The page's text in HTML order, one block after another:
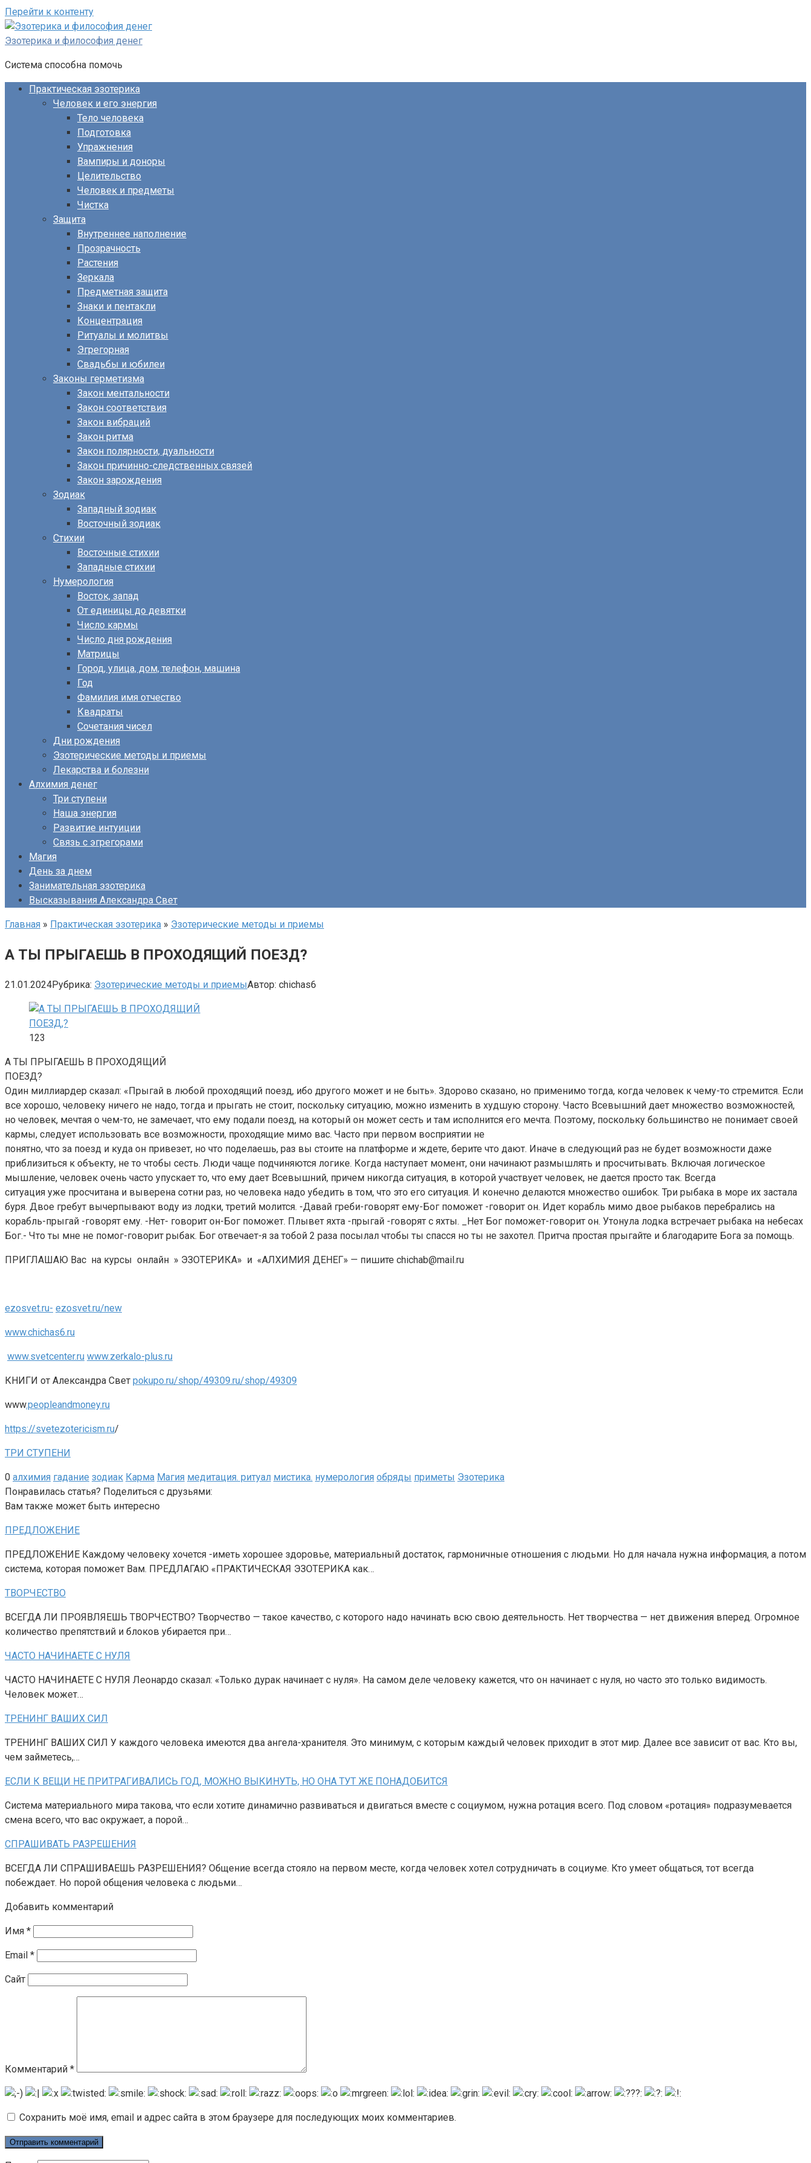
Перейти к контенту
Эзотерика и философия денег
Система способна помочь
Практическая эзотерика
Человек и его энергия
Тело человека
Подготовка
Упражнения
Вампиры и доноры
Целительство
Человек и предметы
Чистка
Защита
Внутреннее наполнение
Прозрачность
Растения
Зеркала
Предметная защита
Знаки и пентакли
Концентрация
Ритуалы и молитвы
Эгрегорная
Свадьбы и юбилеи
Законы герметизма
Закон ментальности
Закон соответствия
Закон вибраций
Закон ритма
Закон полярности, дуальности
Закон причинно-следственных связей
Закон зарождения
Зодиак
Западный зодиак
Восточный зодиак
Стихии
Восточные стихии
Западные стихии
Нумерология
Восток, запад
От единицы до девятки
Число кармы
Число дня рождения
Матрицы
Город, улица, дом, телефон, машина
Год
Фамилия имя отчество
Квадраты
Сочетания чисел
Дни рождения
Эзотерические методы и приемы
Лекарства и болезни
Алхимия денег
Три ступени
Наша энергия
Развитие интуиции
Связь с эгрегорами
Магия
День за днем
Занимательная эзотерика
Высказывания Александра Свет
Главная » Практическая эзотерика » Эзотерические методы и приемы
А ТЫ ПРЫГАЕШЬ В ПРОХОДЯЩИЙ ПОЕЗД?
21.01.2024Рубрика: Эзотерические методы и приемыАвтор: chichas6
123
А ТЫ ПРЫГАЕШЬ В ПРОХОДЯЩИЙ
ПОЕЗД?
Один миллиардер сказал: «Прыгай в любой проходящий поезд, ибо другого может и не быть». Здорово сказано, но применимо тогда, когда человек к чему-то стремится. Если
все хорошо, человеку ничего не надо, тогда и прыгать не стоит, поскольку ситуацию, можно изменить в худшую сторону. Часто Всевышний дает множество возможностей,
но человек, мечтая о чем-то, не замечает, что ему подали поезд, на который он может сесть и там исполнится его мечта. Поэтому, поскольку большинство не понимает своей
кармы, следует использовать все возможности, проходящие мимо вас. Часто при первом восприятии не
понятно, что за поезд и куда он привезет, но что поделаешь, раз вы стоите на платформе и ждете, берите что дают. Иначе в следующий раз не будет возможности даже
приблизиться к объекту, не то чтобы сесть. Люди чаще подчиняются логике. Когда наступает момент, они начинают размышлять и просчитывать. Включая логическое
мышление, человек очень часто упускает то, что ему дает Всевышний, причем никогда ситуация, в которой участвует человек, не дается просто так. Всегда
ситуация уже просчитана и выверена сотни раз, но человека надо убедить в том, что это его ситуация. И конечно делаются множество ошибок. Три рыбака в море их застала
буря. Двое гребут вычерпывают воду из лодки, третий молится. -Давай греби-говорят ему-Бог поможет -говорит он. Идет корабль мимо двое рыбаков перебрались на
корабль-прыгай -говорят ему. -Нет- говорит он-Бог поможет. Плывет яхта -прыгай -говорят с яхты. _Нет Бог поможет-говорит он. Утонула лодка встречает рыбака на небесах
Бог.- Что ты мне не помог-говорит рыбак. Бог отвечает-я за тобой 2 раза посылал чтобы ты спасся но ты не захотел. Притча простая прыгайте и благодарите Бога за помощь.
ПРИГЛАШАЮ Вас на курсы онлайн » ЭЗОТЕРИКА» и «АЛХИМИЯ ДЕНЕГ» — пишите chichab@mail.ru
ezosvet.ru- ezosvet.ru/new
www.chichas6.ru
www.svetcenter.ru www.zerkalo-plus.ru
КНИГИ от Александра Свет pokupo.ru/shop/49309.ru/shop/49309
www.peopleandmoney.ru
https://svetezotericism.ru/
ТРИ СТУПЕНИ
0 алхимия гадание зодиак Карма Магия медитация. ритуал мистика. нумерология обряды приметы Эзотерика
Понравилась статья? Поделиться с друзьями:
Вам также может быть интересно
ПРЕДЛОЖЕНИЕ
ПРЕДЛОЖЕНИЕ Каждому человеку хочется -иметь хорошее здоровье, материальный достаток, гармоничные отношения с людьми. Но для начала нужна информация, а потом
система, которая поможет Вам. ПРЕДЛАГАЮ «ПРАКТИЧЕСКАЯ ЭЗОТЕРИКА как…
ТВОРЧЕСТВО
ВСЕГДА ЛИ ПРОЯВЛЯЕШЬ ТВОРЧЕСТВО? Творчество — такое качество, с которого надо начинать всю свою деятельность. Нет творчества — нет движения вперед. Огромное
количество препятствий и блоков убирается при…
ЧАСТО НАЧИНАЕТЕ С НУЛЯ
ЧАСТО НАЧИНАЕТЕ С НУЛЯ Леонардо сказал: «Только дурак начинает с нуля». На самом деле человеку кажется, что он начинает с нуля, но часто это только видимость.
Человек может…
ТРЕНИНГ ВАШИХ СИЛ
ТРЕНИНГ ВАШИХ СИЛ У каждого человека имеются два ангела-хранителя. Это минимум, с которым каждый человек приходит в этот мир. Далее все зависит от вас. Кто вы,
чем займетесь,…
ЕСЛИ К ВЕЩИ НЕ ПРИТРАГИВАЛИСЬ ГОД, МОЖНО ВЫКИНУТЬ, НО ОНА ТУТ ЖЕ ПОНАДОБИТСЯ
Система материального мира такова, что если хотите динамично развиваться и двигаться вместе с социумом, нужна ротация всего. Под словом «ротация» подразумевается
смена всего, что вас окружает, а порой…
СПРАШИВАТЬ РАЗРЕШЕНИЯ
ВСЕГДА ЛИ СПРАШИВАЕШЬ РАЗРЕШЕНИЯ? Общение всегда стояло на первом месте, когда человек хотел сотрудничать в социуме. Кто умеет общаться, тот всегда
побеждает. Но порой общения человека с людьми…
Добавить комментарий
Имя *
Email *
Сайт
Комментарий *
Сохранить моё имя, email и адрес сайта в этом браузере для последующих моих комментариев.